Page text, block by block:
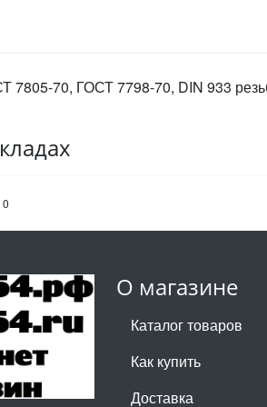
7805-70, ГОСТ 7798-70, DIN 933
0
О магазине
Каталог товаров
Как купить
Доставка